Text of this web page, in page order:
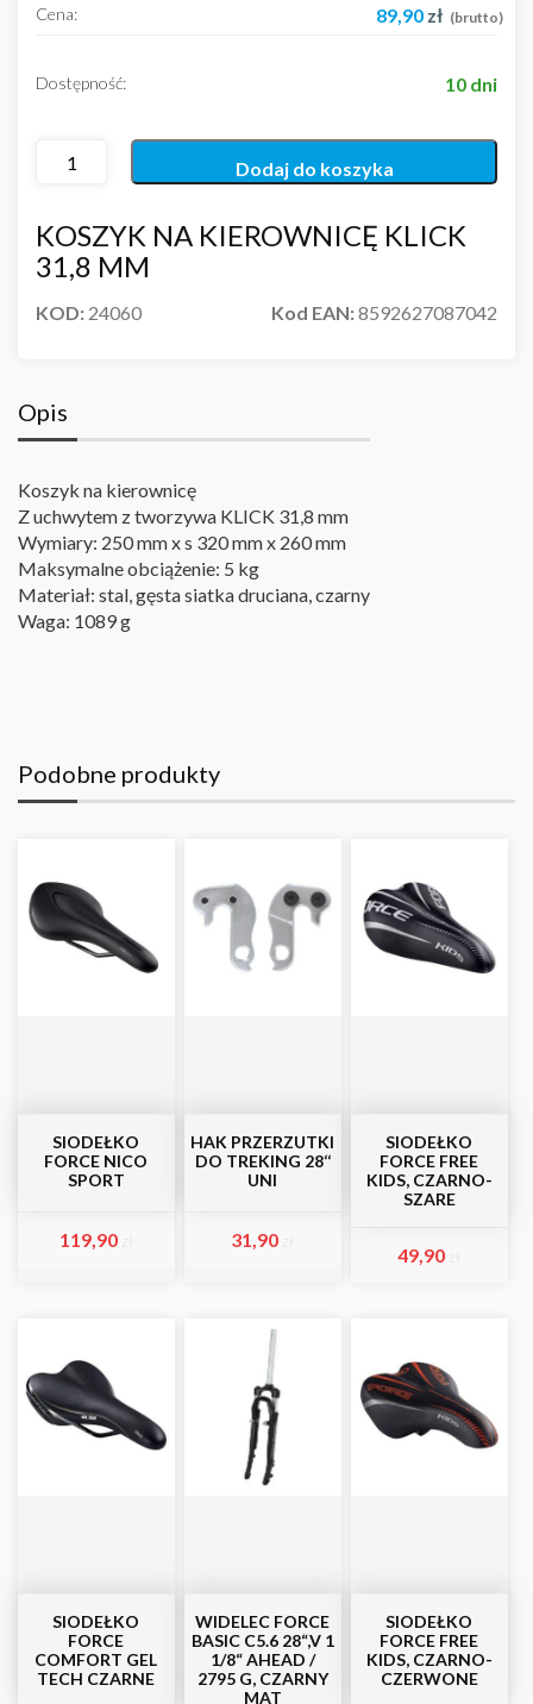
KOSZYK NA KIEROWNICĘ KLICK
31,8 MM
KOD: 24060 Kod EAN:8592627087042
Cena: 89,90 zł (brutto)
Dostępność: 10 dni
Dodaj do koszyka
Opis
Koszyk na kierownicę
Z uchwytem z tworzywa KLICK 31,8 mm
Wymiary: 250 mm x s 320 mm x 260 mm
Maksymalne obciążenie: 5 kg
Materiał: stal, gęsta siatka druciana, czarny
Waga: 1089 g
Podobne produkty
SIODEŁKO
FORCE NICO
SPORT
119,90
HAK PRZERZUTKI
DO TREKING 28‘‘
UNI
31,90
SIODEŁKO
FORCE FREE
KIDS, CZARNO-
SZARE
49,90
SIODEŁKO
FORCE
COMFORT GEL
TECH CZARNE
WIDELEC FORCE
BASIC C5.6 28“,V 1
1/8“ AHEAD /
2795 G, CZARNY
MAT
SIODEŁKO
FORCE FREE
KIDS, CZARNO-
CZERWONE